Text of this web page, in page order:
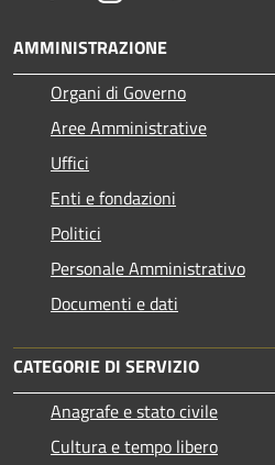
AMMINISTRAZIONE
Organi di Governo
Aree Amministrative
Uffici
Enti e fondazioni
Politici
Personale Amministrativo
Documenti e dati
CATEGORIE DI SERVIZIO
Anagrafe e stato civile
Cultura e tempo libero